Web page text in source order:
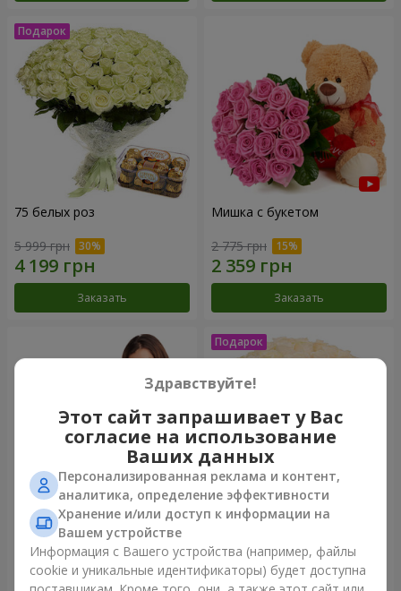
75 белых роз
5 999 грн
Заказать
Мишка с букетом
2 775 грн
Заказать
151 красная роза
15 744 грн
Букет "Очей очарованье"
3 449 грн
Здравствуйте!
Этот сайт запрашивает у Вас
согласие на использование
Ваших данных
Персонализированная реклама и контент,
аналитика, определение эффективности
Хранение и/или доступ к информации на
Вашем устройстве
Информация с Вашего устройства (например, файлы
cookie и уникальные идентификаторы) будет доступна